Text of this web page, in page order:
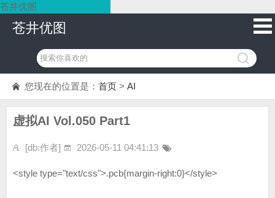
苍井优图
苍井优图
您现在的位置是： 首页 > AI
虚拟AI Vol.050 Part1
[db:作者] 2026-05-11 04:41:13
<style type="text/css">.pcb{margin-right:0}</style>